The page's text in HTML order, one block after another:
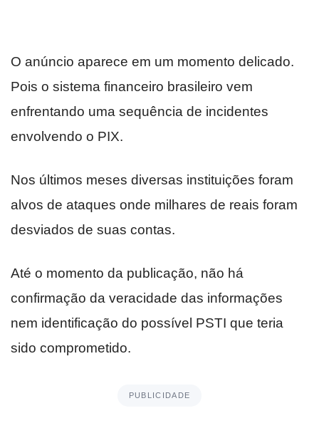
O anúncio aparece em um momento delicado.
Pois o sistema financeiro brasileiro vem
enfrentando uma sequência de incidentes
envolvendo o PIX.
Nos últimos meses diversas instituições foram
alvos de ataques onde milhares de reais foram
desviados de suas contas.
Até o momento da publicação, não há
confirmação da veracidade das informações
nem identificação do possível PSTI que teria
sido comprometido.
PUBLICIDADE